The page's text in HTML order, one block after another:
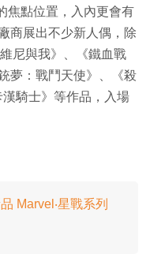
焦點位置，入內更會有
商展出不少新人偶，除
尼與我》、《鐵血戰
夢：戰鬥天使》、《殺
騎士》等作品，入場
Marvel‧星戰系列